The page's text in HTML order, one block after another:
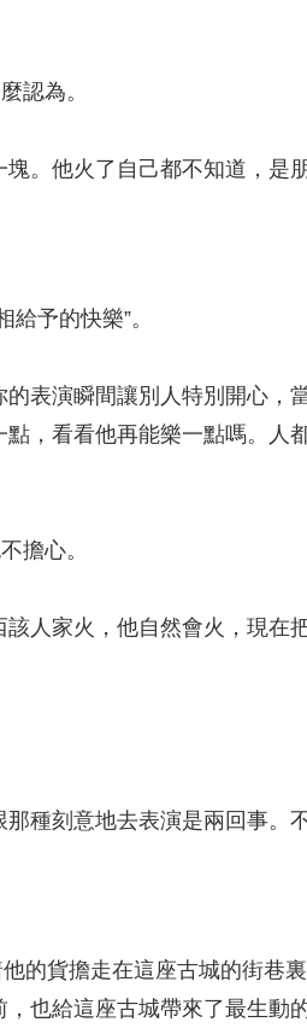
認為。
他火了自己都不知道，是
予的快樂”。
演瞬間讓別人特別開心，
，看看他再能樂一點嗎。人
擔心。
家火，他自然會火，現在
刻意地去表演是兩回事。
貨擔走在這座古城的街巷
也給這座古城帶來了最生動的